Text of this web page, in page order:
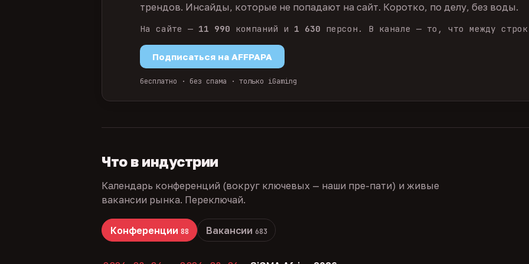
трендов. Инсайды, которые не попадают на сайт. Коротко, по делу, без воды.
На сайте — 11 990 компаний и 1 630 персон. В канале — то, что между
Подписаться на AFFPAPA
бесплатно · без спама · только iGaming
Что в индустрии
Календарь конференций (вокруг ключевых — наши пре-пати) и живые
вакансии рынка. Переключай.
Конференции 88 Вакансии 683